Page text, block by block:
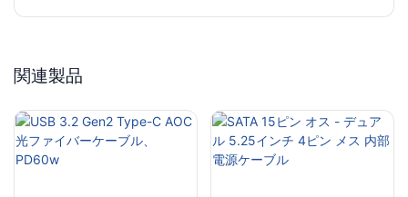
関連製品